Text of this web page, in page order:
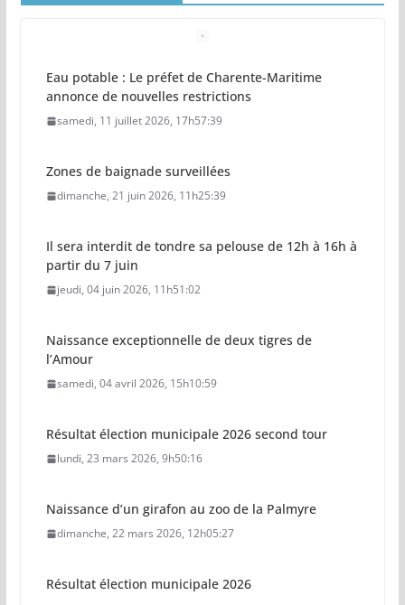
Eau potable : Le préfet de Charente-Maritime
annonce de nouvelles restrictions
samedi, 11 juillet 2026, 17h57:39
Zones de baignade surveillées
dimanche, 21 juin 2026, 11h25:39
Il sera interdit de tondre sa pelouse de 12h à 16h à
partir du 7 juin
jeudi, 04 juin 2026, 11h51:02
Naissance exceptionnelle de deux tigres de
l’Amour
samedi, 04 avril 2026, 15h10:59
Résultat élection municipale 2026 second tour
lundi, 23 mars 2026, 9h50:16
Naissance d’un girafon au zoo de la Palmyre
dimanche, 22 mars 2026, 12h05:27
Résultat élection municipale 2026